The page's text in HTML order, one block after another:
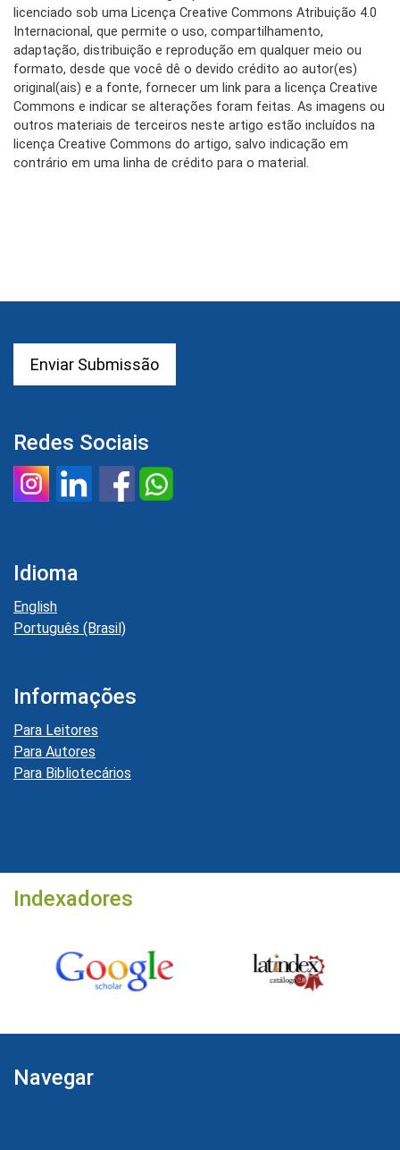
licenciado sob uma Licença Creative Commons Atribuição 4.0
Internacional, que permite o uso, compartilhamento,
adaptação, distribuição e reprodução em qualquer meio ou
formato, desde que você dê o devido crédito ao autor(es)
original(ais) e a fonte, fornecer um link para a licença Creative
Commons e indicar se alterações foram feitas. As imagens ou
outros materiais de terceiros neste artigo estão incluídos na
licença Creative Commons do artigo, salvo indicação em
contrário em uma linha de crédito para o material.
Enviar Submissão
Redes Sociais
Idioma
English
Português (Brasil)
Informações
Para Leitores
Para Autores
Para Bibliotecários
Indexadores
Navegar